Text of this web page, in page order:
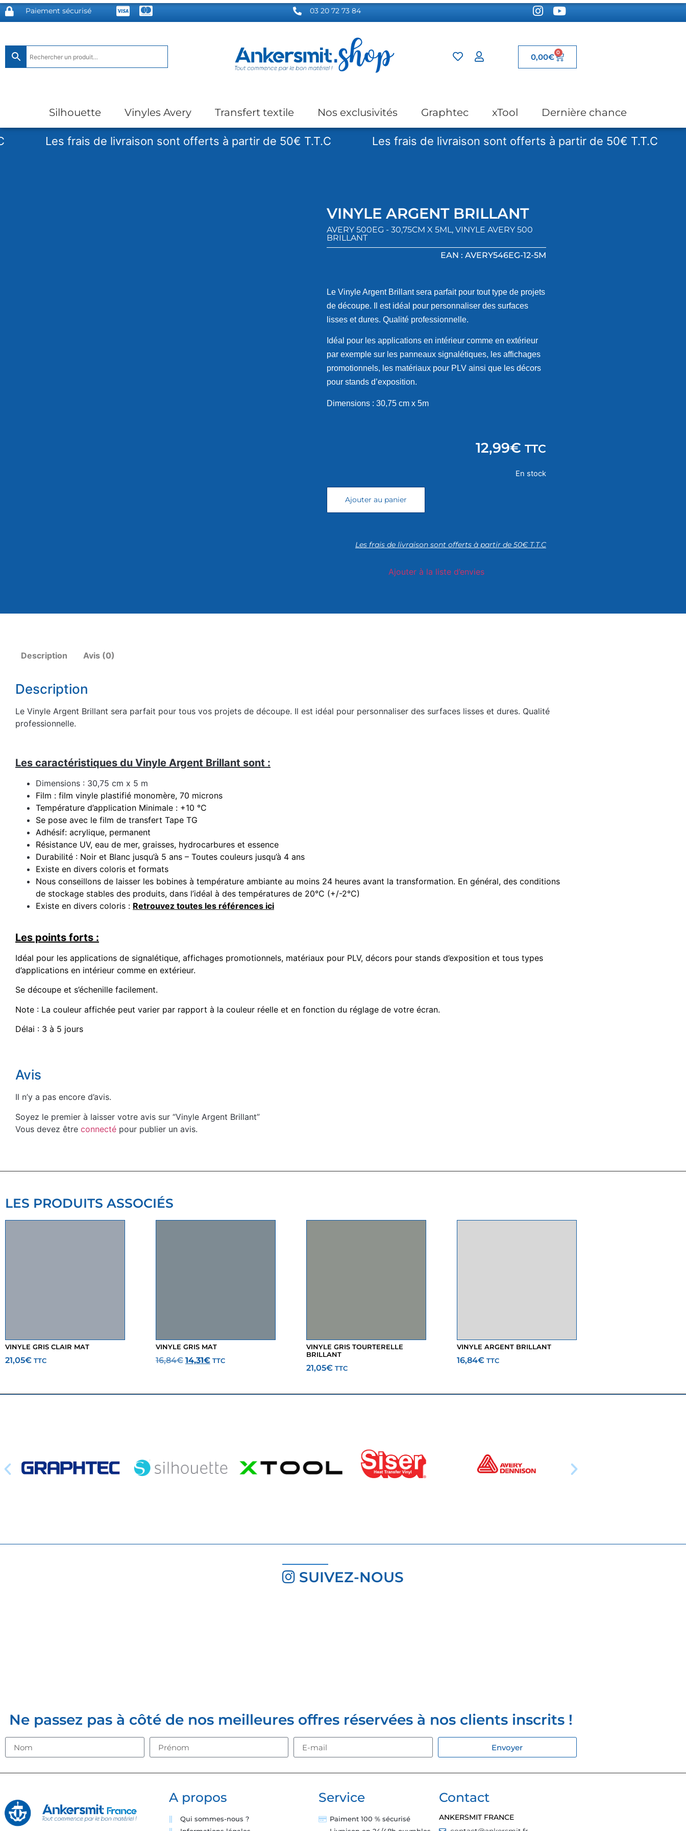
Paiement sécurisé 03 20 72 73 84
0,00€ 0
Silhouette Vinyles Avery Transfert textile Nos exclusivités Graphtec xTool Dernière chance
Les frais de livraison sont offerts à partir de 50€ T.T.C Les frais de livraison sont offerts à partir de 50€ T.T.C
VINYLE ARGENT BRILLANT
AVERY 500EG - 30,75CM X 5ML , VINYLE AVERY 500
BRILLANT
EAN : AVERY546EG-12-5M
Le Vinyle Argent Brillant sera parfait pour tout type de projets
de découpe. Il est idéal pour personnaliser des surfaces
lisses et dures. Qualité professionnelle.
Idéal pour les applications en intérieur comme en extérieur
par exemple sur les panneaux signalétiques, les affichages
promotionnels, les matériaux pour PLV ainsi que les décors
pour stands d’exposition.
Dimensions : 30,75 cm x 5m
12,99€ TTC
En stock
Ajouter au panier
Les frais de livraison sont offerts à partir de 50€ T.T.C
Ajouter à la liste d’envies
Description Avis (0)
Description
Le Vinyle Argent Brillant sera parfait pour tous vos projets de découpe. Il est idéal pour personnaliser des surfaces lisses et dures. Qualité
professionnelle.
Les caractéristiques du Vinyle Argent Brillant sont :
Dimensions : 30,75 cm x 5 m
Film : film vinyle plastifié monomère, 70 microns
Température d’application Minimale : +10 °C
Se pose avec le film de transfert Tape TG
Adhésif: acrylique, permanent
Résistance UV, eau de mer, graisses, hydrocarbures et essence
Durabilité : Noir et Blanc jusqu’à 5 ans – Toutes couleurs jusqu’à 4 ans
Existe en divers coloris et formats
Nous conseillons de laisser les bobines à température ambiante au moins 24 heures avant la transformation. En général, des conditions
de stockage stables des produits, dans l’idéal à des températures de 20°C (+/-2°C)
Existe en divers coloris : Retrouvez toutes les références ici
Les points forts :
Idéal pour les applications de signalétique, affichages promotionnels, matériaux pour PLV, décors pour stands d’exposition et tous types
d’applications en intérieur comme en extérieur.
Se découpe et s’échenille facilement.
Note : La couleur affichée peut varier par rapport à la couleur réelle et en fonction du réglage de votre écran.
Délai : 3 à 5 jours
Avis
Il n’y a pas encore d’avis.
Soyez le premier à laisser votre avis sur “Vinyle Argent Brillant”
Vous devez être connecté pour publier un avis.
LES PRODUITS ASSOCIÉS
VINYLE GRIS CLAIR MAT
21,05€ TTC
VINYLE GRIS MAT
16,84€ 14,31€ TTC
VINYLE GRIS TOURTERELLE
BRILLANT
21,05€ TTC
VINYLE ARGENT BRILLANT
16,84€ TTC
SUIVEZ-NOUS
Ne passez pas à côté de nos meilleures offres réservées à nos clients inscrits !
Envoyer
A propos
Qui sommes-nous ?
Service
Paiment 100 % sécurisé
Contact
ANKERSMIT FRANCE